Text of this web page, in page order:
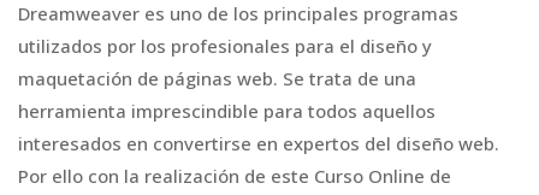
Dreamweaver es uno de los principales programas
utilizados por los profesionales para el diseño y
maquetación de páginas web. Se trata de una
herramienta imprescindible para todos aquellos
interesados en convertirse en expertos del diseño web.
Por ello con la realización de este Curso Online de